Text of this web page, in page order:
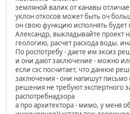
земляной валик от канавы
уклон откосов может быть оч
он свою функцию исполнять будет
Александр, выкладывайте проект
геологию, расчет расхода воды.
По роспотребу - даете им эксиз
и они дают заключение - можно
если сэс посчитает, что данное
заключения - они напишут письмо
решения не требуют экспертного
распотребнадзора
а про архитектора - мимо, у меня